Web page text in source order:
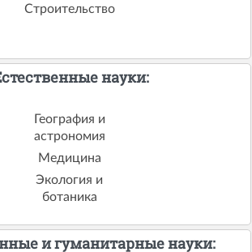
Строительство
науки:
География и
астрономия
Медицина
Экология и
ботаника
и гуманитарные науки: